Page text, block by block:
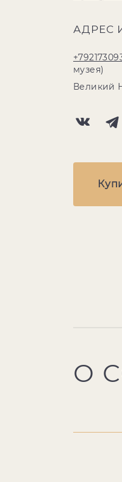
АДРЕС
музея)
Великий
О